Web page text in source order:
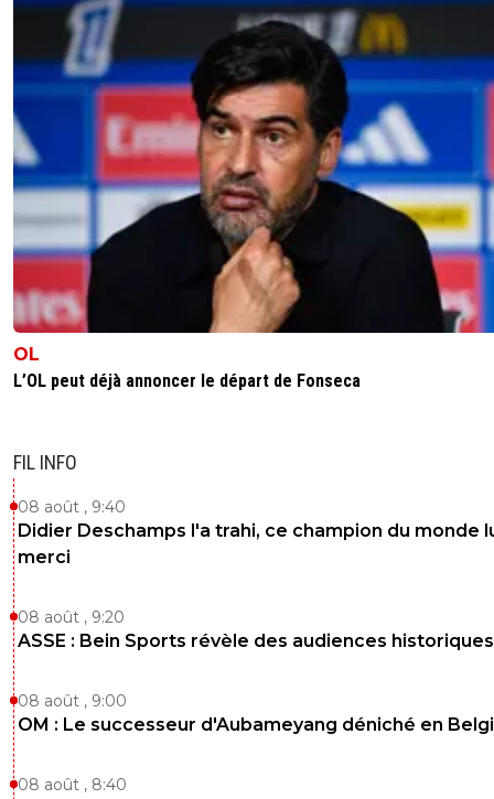
OL
L’OL peut déjà annoncer le départ de Fonseca
FIL INFO
08 août , 9:40
Didier Deschamps l'a trahi, ce champion du monde
merci
08 août , 9:20
ASSE : Bein Sports révèle des audiences historiques
08 août , 9:00
OM : Le successeur d'Aubameyang déniché en
08 août , 8:40